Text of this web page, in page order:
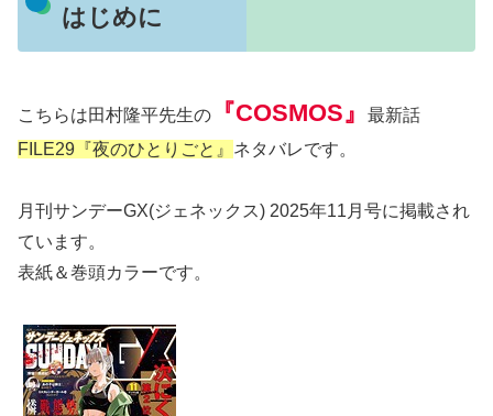
はじめに
こちらは田村隆平先生の 『COSMOS』
最新話
FILE29『夜のひとりごと』 ネタバレです。
月刊サンデーGX(ジェネックス) 2025年11月号に掲載され
ています。
表紙＆巻頭カラーです。